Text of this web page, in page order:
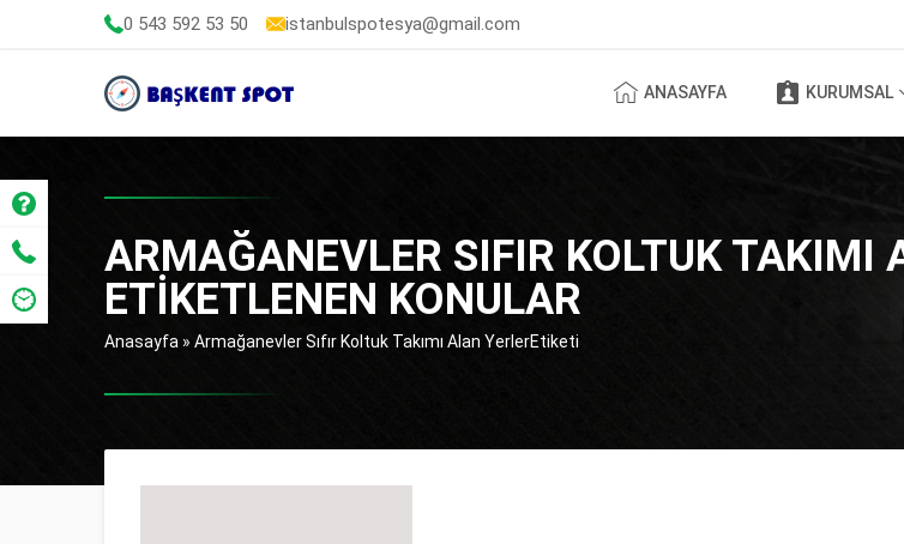
0 543 592 53 50 istanbulspotesya@gmail.com
ANASAYFA KURUMSAL
ARMAĞANEVLER SIFIR KOLTUK TAKIMI
ETIKETLENEN KONULAR
Anasayfa » Armağanevler Sıfır Koltuk Takımı Alan YerlerEtiketi